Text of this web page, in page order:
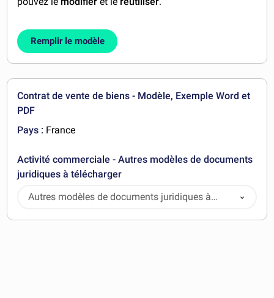
Remplir le modèle
Contrat de vente de biens - Modèle, Exemple Word et
PDF
Pays : France
Activité commerciale - Autres modèles de documents
juridiques à télécharger
Autres modèles de documents juridiques à
télécharger